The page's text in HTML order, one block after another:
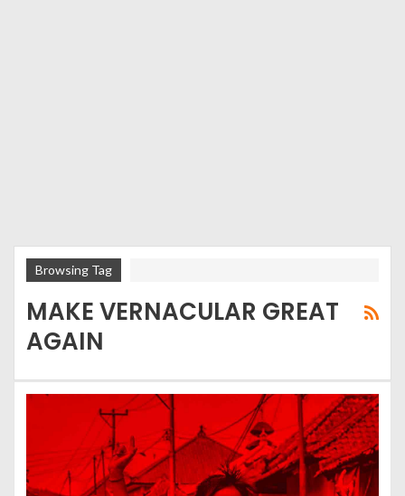
Browsing Tag
MAKE VERNACULAR GREAT
AGAIN